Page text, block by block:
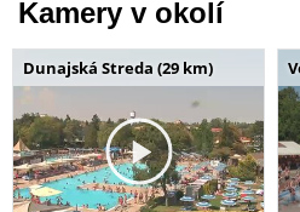
Kamery v okolí
Dunajská Streda (29 km)